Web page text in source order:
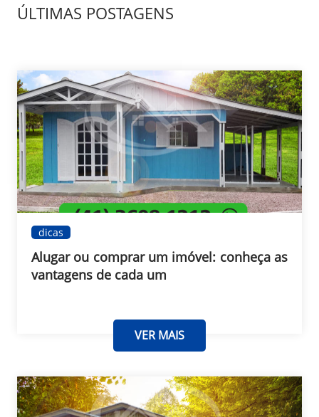
ÚLTIMAS POSTAGENS
dicas
Alugar ou comprar um imóvel: conheça as
vantagens de cada um
VER MAIS